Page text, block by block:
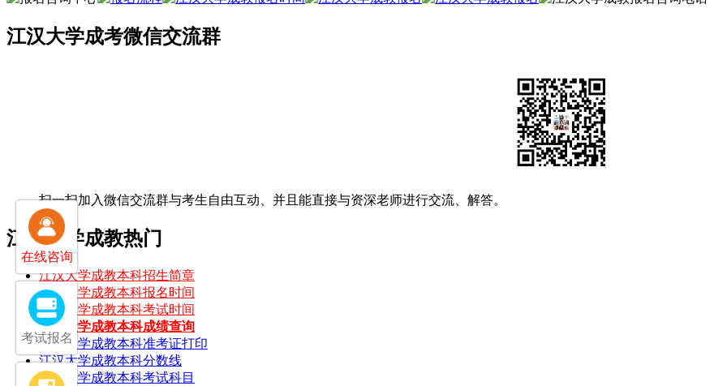
江汉大学成考微信交流群
扫一扫加入微信交流群与考生自由互动、并且能直接与资深老师进行交流、解答。
江汉大学成教热门
江汉大学成教本科招生简章
江汉大学成教本科报名时间
江汉大学成教本科考试时间
江汉大学成教本科成绩查询
江汉大学成教本科准考证打印
江汉大学成教本科分数线
江汉大学成教本科考试科目
在线咨询
考试报名